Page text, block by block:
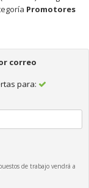
Promotores
correo
para:
de trabajo vendrá a